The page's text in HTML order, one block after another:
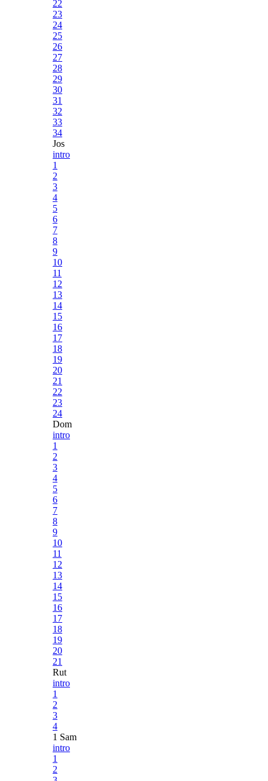
22
23
24
25
26
27
28
29
30
31
32
33
34
Jos
intro
1
2
3
4
5
6
7
8
9
10
11
12
13
14
15
16
17
18
19
20
21
22
23
24
Dom
intro
1
2
3
4
5
6
7
8
9
10
11
12
13
14
15
16
17
18
19
20
21
Rut
intro
1
2
3
4
1 Sam
intro
1
2